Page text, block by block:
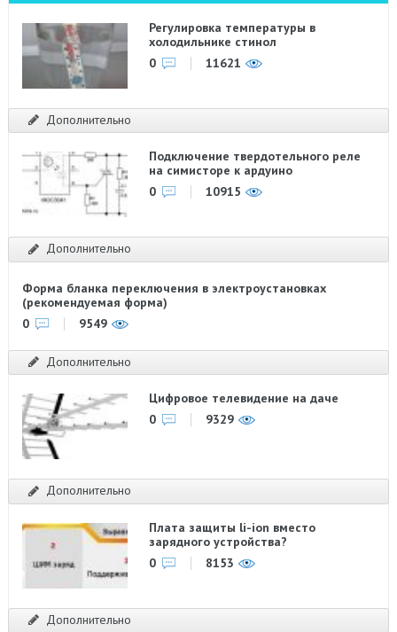
Регулировка температуры в
холодильнике стинол
0
11621
Дополнительно
Подключение твердотельного реле
на симисторе к ардуино
0
10915
Дополнительно
Форма бланка переключения в электроустановках
(рекомендуемая форма)
0
9549
Дополнительно
Цифровое телевидение на даче
0
9329
Дополнительно
Плата защиты li-ion вместо
зарядного устройства?
0
8153
Дополнительно